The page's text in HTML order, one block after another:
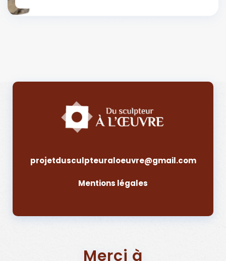
projetdusculpteuraloeuvre@gmail.com
Mentions légales
Merci à